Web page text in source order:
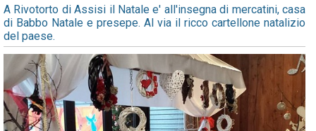
A Rivotorto di Assisi il Natale e' all'insegna di mercatini, casa
di Babbo Natale e presepe. Al via il ricco cartellone natalizio
del paese.